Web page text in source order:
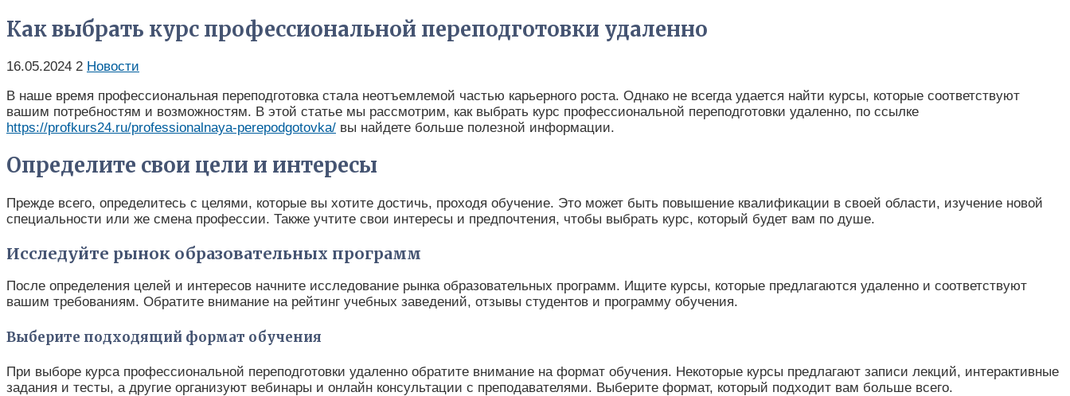
Как выбрать курс профессиональной переподготовки удаленно
16.05.2024 2 Новости
В наше время профессиональная переподготовка стала неотъемлемой частью карьерного роста. Однако не всегда удается найти курсы, которые соответствуют
вашим потребностям и возможностям. В этой статье мы рассмотрим, как выбрать курс профессиональной переподготовки удаленно, по ссылке
https://profkurs24.ru/professionalnaya-perepodgotovka/ вы найдете больше полезной информации.
Определите свои цели и интересы
Прежде всего, определитесь с целями, которые вы хотите достичь, проходя обучение. Это может быть повышение квалификации в своей области, изучение новой
специальности или же смена профессии. Также учтите свои интересы и предпочтения, чтобы выбрать курс, который будет вам по душе.
Исследуйте рынок образовательных программ
После определения целей и интересов начните исследование рынка образовательных программ. Ищите курсы, которые предлагаются удаленно и соответствуют
вашим требованиям. Обратите внимание на рейтинг учебных заведений, отзывы студентов и программу обучения.
Выберите подходящий формат обучения
При выборе курса профессиональной переподготовки удаленно обратите внимание на формат обучения. Некоторые курсы предлагают записи лекций, интерактивные
задания и тесты, а другие организуют вебинары и онлайн консультации с преподавателями. Выберите формат, который подходит вам больше всего.